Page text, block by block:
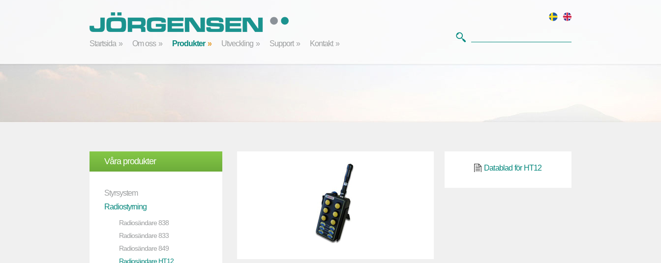
Startsida Om oss Produkter Utveckling Support Kontakt
Våra produkter
Styrsystem
Radiostyrning
Radiosändare 838
Radiosändare 833
Radiosändare 849
Radiosändare HT12
Datablad för HT12